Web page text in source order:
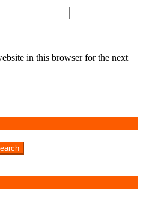
in this browser for the next